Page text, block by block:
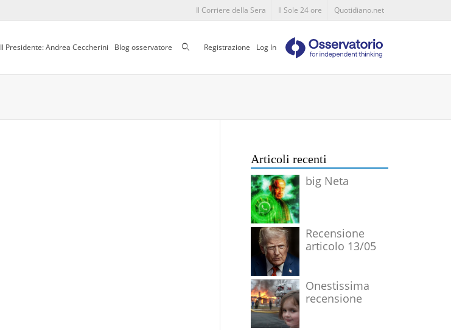
Il Corriere della Sera Il Sole 24 ore Quotidiano.net
Il Presidente: Andrea Ceccherini Blog osservatore CercaRegistrazione Log In
Articoli recenti
big Neta
Recensione
articolo 13/05
Onestissima
recensione